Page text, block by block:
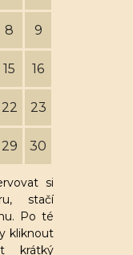
8 9
15 16
22 23
29 30
si
stačí
Po té
kliknout
krátký